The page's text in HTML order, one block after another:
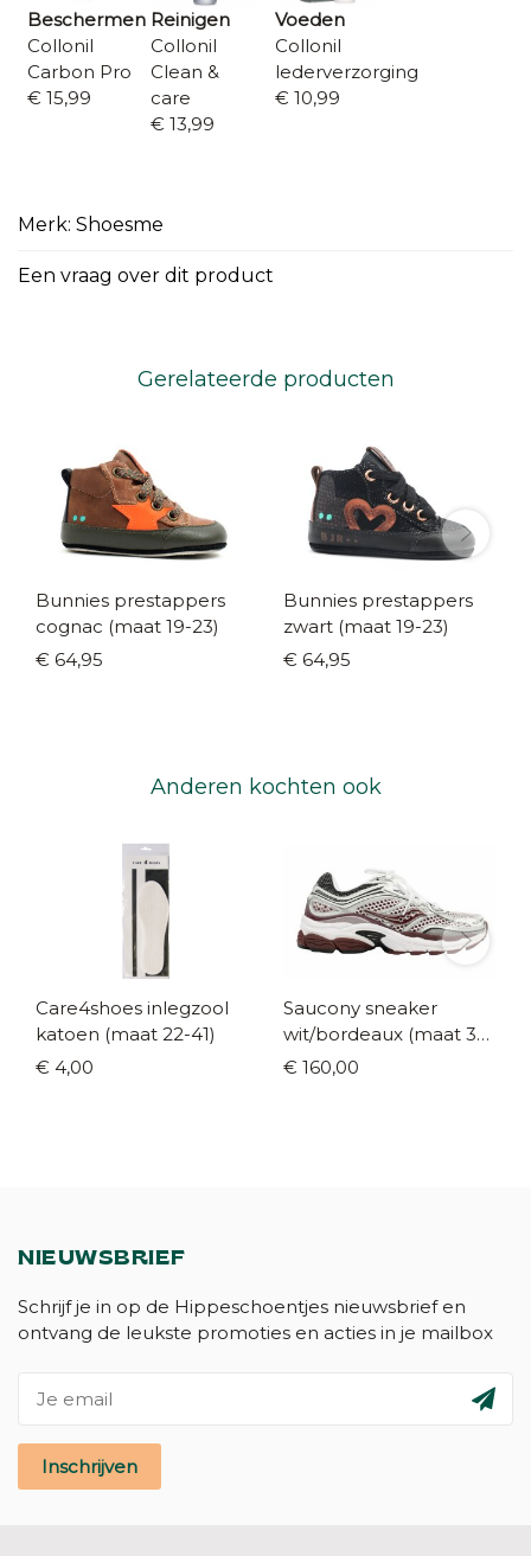
Beschermen
Collonil
Carbon Pro
€ 15,99
Reinigen
Collonil
Clean &
care
€ 13,99
Voeden
Collonil
lederverzorging
€ 10,99
Merk: Shoesme
Een vraag over dit product
Gerelateerde producten
Bunnies prestappers
cognac (maat 19-23)
€ 64,95
Bunnies prestappers
zwart (maat 19-23)
€ 64,95
Anderen kochten ook
Care4shoes inlegzool
katoen (maat 22-41)
€ 4,00
Saucony sneaker
wit/bordeaux (maat 35-
42)
€ 160,00
NIEUWSBRIEF
Schrijf je in op de Hippeschoentjes nieuwsbrief en
ontvang de leukste promoties en acties in je mailbox
Inschrijven